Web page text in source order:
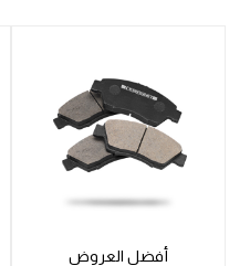
أفضل العروض